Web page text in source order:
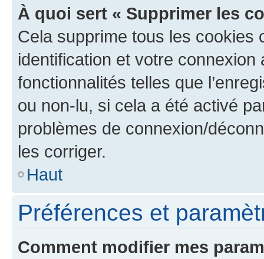
À quoi sert « Supprimer les
Cela supprime tous les cookies
identification et votre
fonctionnalités telles que
ou non-lu, si cela a été activé
problèmes de connexion/
les corriger.
Haut
Préférences et
Comment modifier mes